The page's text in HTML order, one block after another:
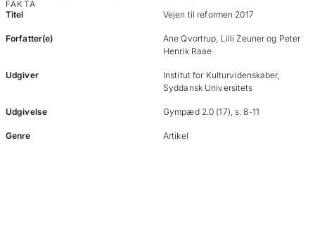
FAKTA
Titel
Vejen til reformen 2017
Forfatter(e)
Ane Qvortrup, Lilli Zeuner og Peter
Henrik Raae
Udgiver
Institut for Kulturvidenskaber,
Syddansk Universitets
Udgivelse Gympæd 2.0 (17), s. 8-11
Genre Artikel